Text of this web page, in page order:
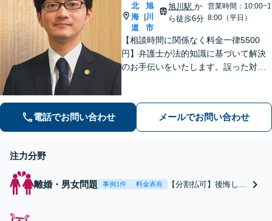
北
海
道
旭
川
市
旭川駅 か
ら徒歩6分
営業時間：10:00~1
8:00（平日）
【相談時間に関係なく料金一律5500
円】弁護士が法的知識に基づいて解決
のお手伝いをいたします。誤った対応
理・民事・刑事事件など幅広い対応が
可能です。
電話でお問い合わせ メールでお問い合わせ
注力分野
離婚・男女問題 事例1件 料金表有
【分割払可】後悔しな